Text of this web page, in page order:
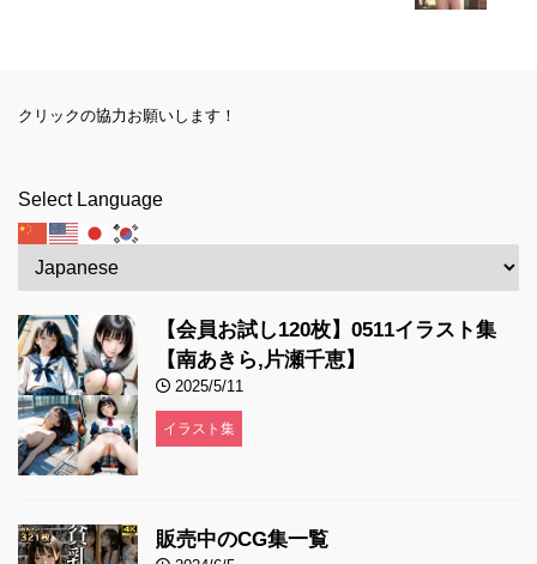
クリックの協力お願いします！
Select Language
【会員お試し120枚】0511イラスト集
【南あきら,片瀬千恵】
2025/5/11
イラスト集
販売中のCG集一覧